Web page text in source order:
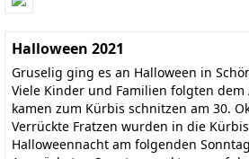
Halloween 2021
Gruselig ging es an Halloween in
Viele Kinder und Familien folgten dem
kamen zum Kürbis schnitzen am 30.
Verrückte Fratzen wurden in die
Halloweennacht am folgenden